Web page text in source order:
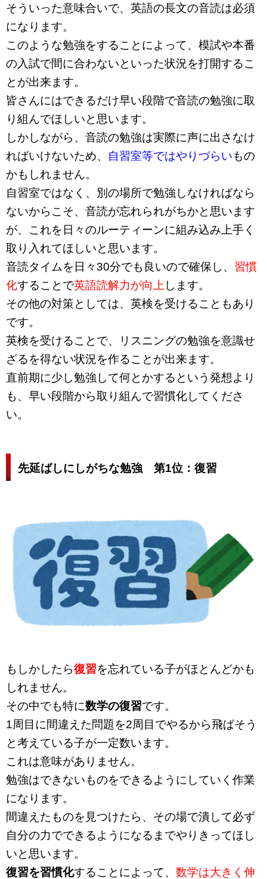
そういった意味合いで、英語の長文の音読は必須
になります。
このような勉強をすることによって、模試や本番
の入試で間に合わないといった状況を打開するこ
とが出来ます。
皆さんにはできるだけ早い段階で音読の勉強に取
り組んでほしいと思います。
しかしながら、音読の勉強は実際に声に出さなけ
ればいけないため、 自習室等ではやりづらいもの
かもしれません。
自習室ではなく、別の場所で勉強しなければなら
ないからこそ、音読が忘れられがちかと思います
が、これを日々のルーティーンに組み込み上手く
取り入れてほしいと思います。
音読タイムを日々30分でも良いので確保し、 習慣
化することで英語読解力が向上 します。
その他の対策としては、英検を受けることもあり
です。
英検を受けることで、リスニングの勉強を意識せ
ざるを得ない状況を作ることが出来ます。
直前期に少し勉強して何とかするという発想より
も、早い段階から取り組んで習慣化してくださ
い。
先延ばしにしがちな勉強 第1位：復習
もしかしたら復習を忘れている子がほとんどかも
しれません。
その中でも特に数学の復習です。
1周目に間違えた問題を2周目でやるから飛ばそう
と考えている子が一定数います。
これは意味がありません。
勉強はできないものをできるようにしていく作業
になります。
間違えたものを見つけたら、その場で潰して必ず
自分の力でできるようになるまでやりきってほし
いと思います。
復習を習慣化することによって、 数学は大きく伸